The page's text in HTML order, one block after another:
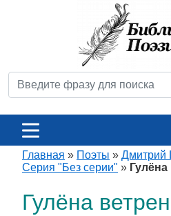
Главная » Поэты » Дмитрий
Серия "Без серии" »
Гулёна